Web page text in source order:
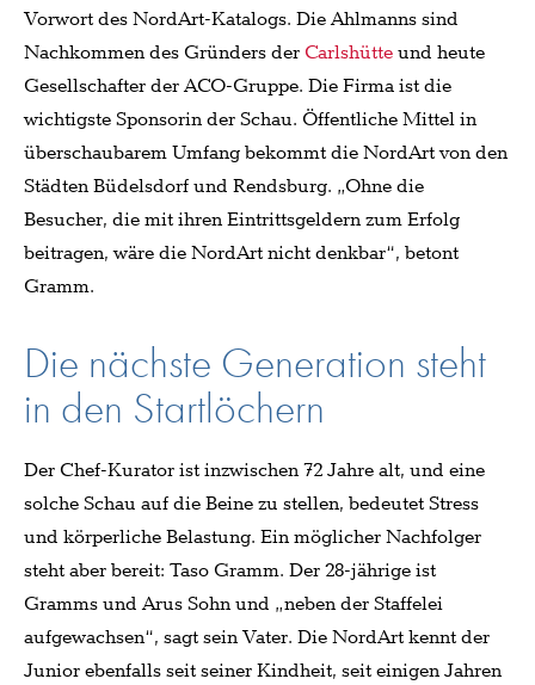
Vorwort des NordArt-Katalogs. Die Ahlmanns sind
Nachkommen des Gründers der Carlshütteund heute
Gesellschafter der ACO-Gruppe. Die Firma ist die
wichtigste Sponsorin der Schau. Öffentliche Mittel in
überschaubarem Umfang bekommt die NordArt von den
Städten Büdelsdorf und Rendsburg. „Ohne die
Besucher, die mit ihren Eintrittsgeldern zum Erfolg
beitragen, wäre die NordArt nicht denkbar“, betont
Gramm.
Die nächste Generation steht
in den Startlöchern
Der Chef-Kurator ist inzwischen 72 Jahre alt, und eine
solche Schau auf die Beine zu stellen, bedeutet Stress
und körperliche Belastung. Ein möglicher Nachfolger
steht aber bereit: Taso Gramm. Der 28-jährige ist
Gramms und Arus Sohn und „neben der Staffelei
aufgewachsen“, sagt sein Vater. Die NordArt kennt der
Junior ebenfalls seit seiner Kindheit, seit einigen Jahren